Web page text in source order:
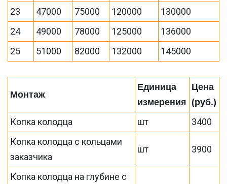
23
47000 75000 120000
130000
24
49000 78000 125000
136000
25
51000 82000 132000 145000
Монтаж
Единица
измерения
Цена
(руб.)
Копка колодца шт
3400
Копка колодца с кольцами
заказчика
шт 3900
Копка колодца на глубине с